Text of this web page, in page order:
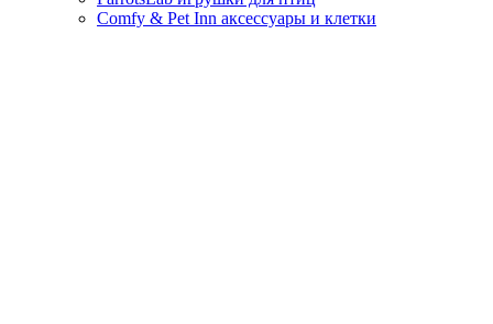
Comfy & Pet Inn аксессуары и клетки